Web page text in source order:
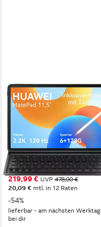
HUAWEI
MatePad 11.5" 2024
6+128GB Tablet
11,5 Zoll
Bildschirmdiagonale
128 GB
Speichergröße
2200 x 1440 px Bildschirmauflösung
Produktdatenblatt
(12)
219,99 € UVP 478,00 €
20,09 € mtl. in 12 Raten
-54%
lieferbar - am nächsten Werktag
bei dir